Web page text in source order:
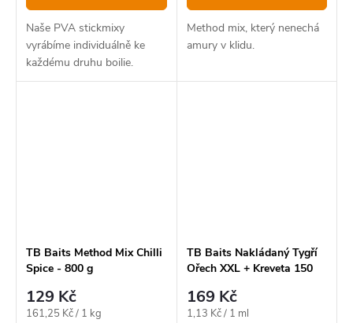
Naše PVA stickmixy
vyrábíme individuálně ke
každému druhu boilie.
Method mix, který nenechá
amury v klidu.
TB Baits Method Mix Chilli
Spice - 800 g
129 Kč
Měrná
161,25 Kč / 1 kg
TB Baits Nakládaný Tygří
Ořech XXL + Kreveta 150
169 Kč
Měrná
1,13 Kč / 1 ml